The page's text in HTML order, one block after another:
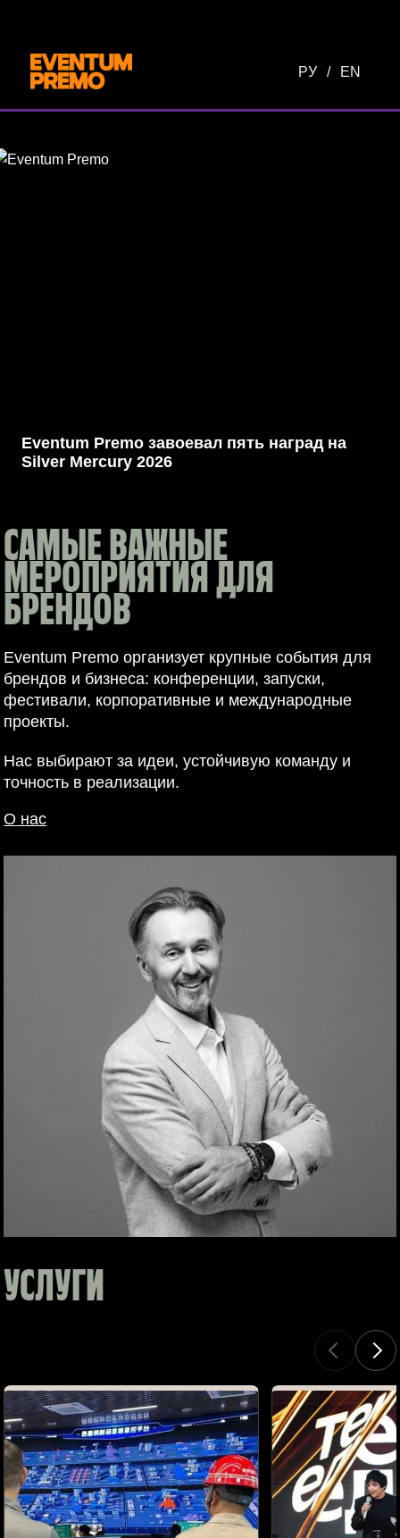
РУ / EN
Eventum Premo завоевал пять наград на
Silver Mercury 2026
САМЫЕ ВАЖНЫЕ
МЕРОПРИЯТИЯ ДЛЯ
БРЕНДОВ
Eventum Premo организует крупные события для
брендов и бизнеса: конференции, запуски,
фестивали, корпоративные и международные
проекты.
Нас выбирают за идеи, устойчивую команду и
точность в реализации.
О нас
УСЛУГИ